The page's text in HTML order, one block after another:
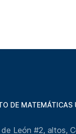
DE MATEMÁTICAS
León #2, altos,